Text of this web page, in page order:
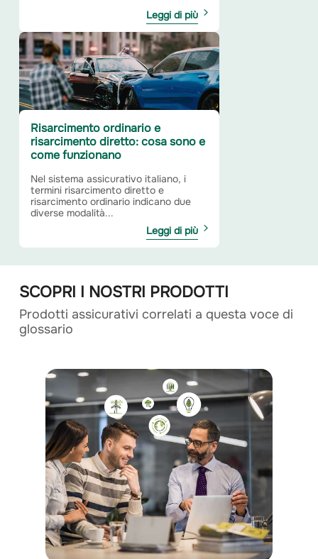
Leggi di più
Risarcimento ordinario e
risarcimento diretto: cosa sono e
come funzionano
Nel sistema assicurativo italiano, i
termini risarcimento diretto e
risarcimento ordinario indicano due
diverse modalità...
Leggi di più
SCOPRI I NOSTRI PRODOTTI
Prodotti assicurativi correlati a questa voce di
glossario